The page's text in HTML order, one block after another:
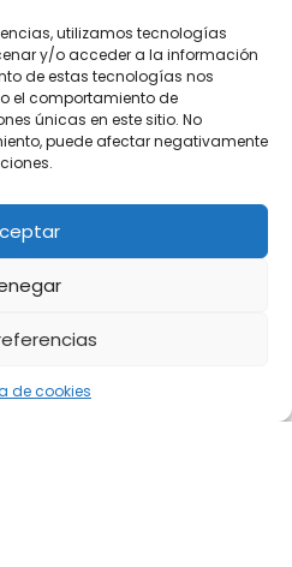
utilizamos tecnologías
y/o acceder a la información
de estas tecnologías nos
el comportamiento de
únicas en este sitio. No
puede afectar negativamente
de cookies